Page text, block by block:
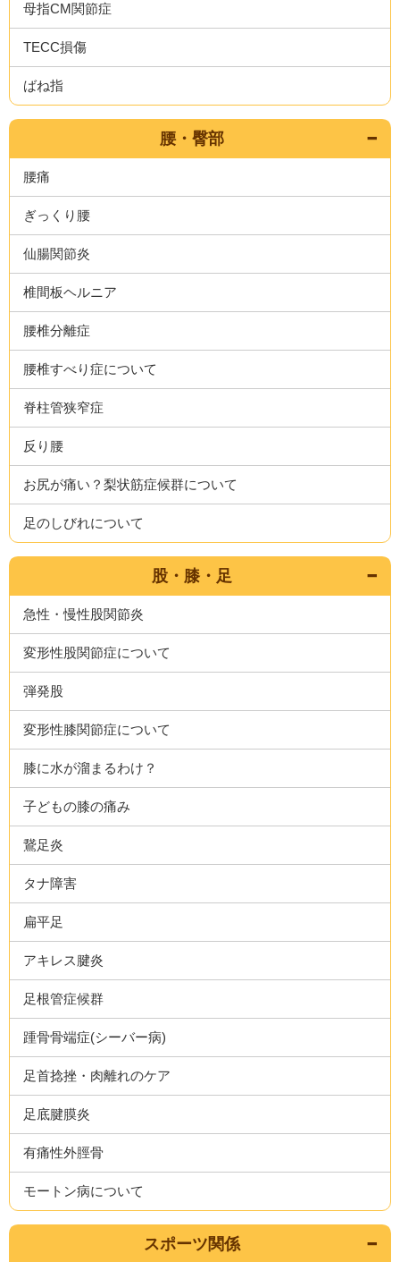
母指CM関節症
TECC損傷
ばね指
腰・臀部
腰痛
ぎっくり腰
仙腸関節炎
椎間板ヘルニア
腰椎分離症
腰椎すべり症について
脊柱管狭窄症
反り腰
お尻が痛い？梨状筋症候群について
足のしびれについて
股・膝・足
急性・慢性股関節炎
変形性股関節症について
弾発股
変形性膝関節症について
膝に水が溜まるわけ？
子どもの膝の痛み
鵞足炎
タナ障害
扁平足
アキレス腱炎
足根管症候群
踵骨骨端症(シーバー病)
足首捻挫・肉離れのケア
足底腱膜炎
有痛性外脛骨
モートン病について
スポーツ関係